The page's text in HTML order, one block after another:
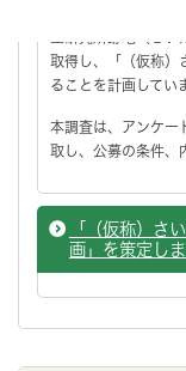
取得し、「（仮称）
ることを計画してい
本調査は、アンケー
取し、公募の条件、
「（仮称）さ
画」を策定し